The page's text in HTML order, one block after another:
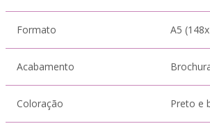
Formato A5
Acabamento
Coloração Preto e